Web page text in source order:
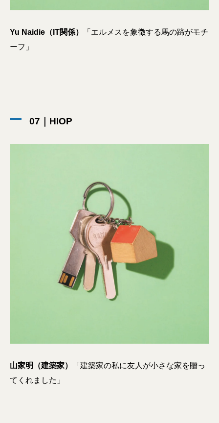
Yu Naidie（IT関係）
「エルメスを象徴する馬の蹄がモチ
ーフ」
07｜HIOP
山家明（建築家）
「建築家の私に友人が小さな家を贈っ
てくれました」